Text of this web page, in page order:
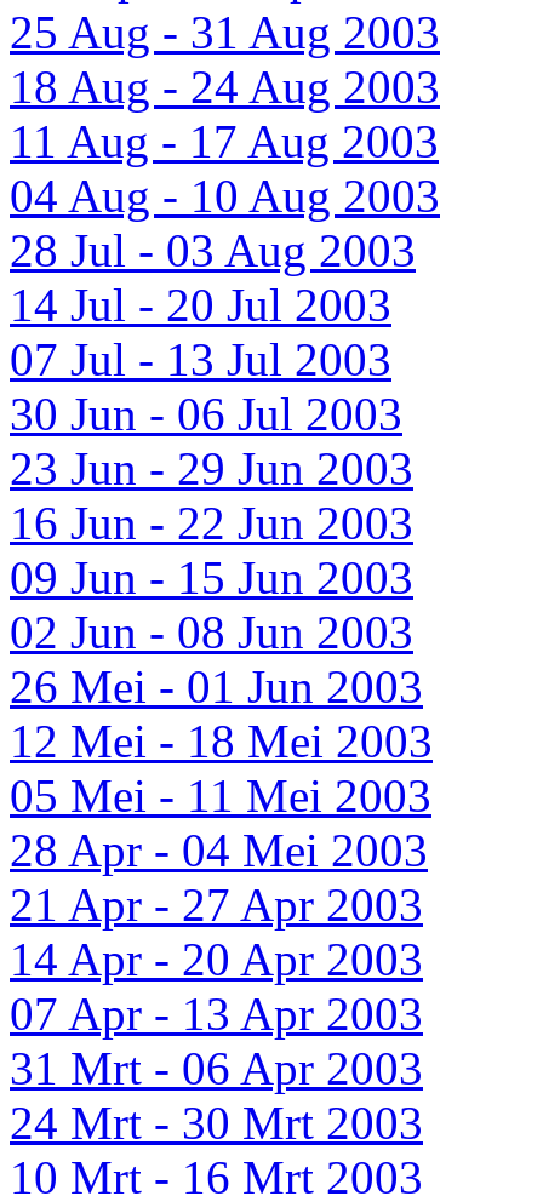
25 Aug - 31 Aug 2003
18 Aug - 24 Aug 2003
11 Aug - 17 Aug 2003
04 Aug - 10 Aug 2003
28 Jul - 03 Aug 2003
14 Jul - 20 Jul 2003
07 Jul - 13 Jul 2003
30 Jun - 06 Jul 2003
23 Jun - 29 Jun 2003
16 Jun - 22 Jun 2003
09 Jun - 15 Jun 2003
02 Jun - 08 Jun 2003
26 Mei - 01 Jun 2003
12 Mei - 18 Mei 2003
05 Mei - 11 Mei 2003
28 Apr - 04 Mei 2003
21 Apr - 27 Apr 2003
14 Apr - 20 Apr 2003
07 Apr - 13 Apr 2003
31 Mrt - 06 Apr 2003
24 Mrt - 30 Mrt 2003
10 Mrt - 16 Mrt 2003